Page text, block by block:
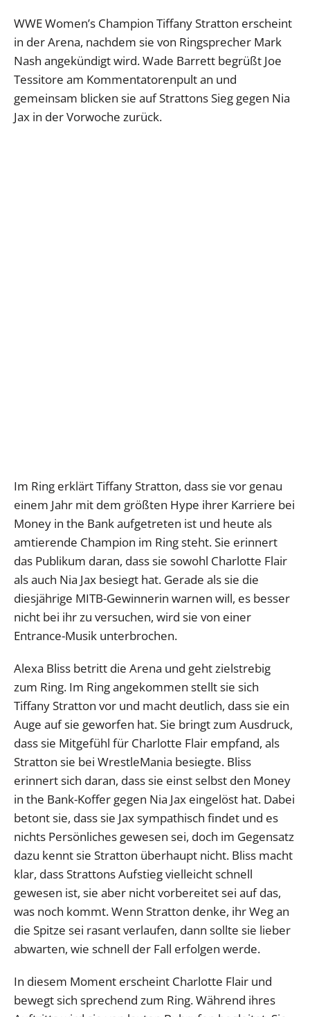
WWE Women’s Champion Tiffany Stratton erscheint
in der Arena, nachdem sie von Ringsprecher Mark
Nash angekündigt wird. Wade Barrett begrüßt Joe
Tessitore am Kommentatorenpult an und
gemeinsam blicken sie auf Strattons Sieg gegen Nia
Jax in der Vorwoche zurück.
Im Ring erklärt Tiffany Stratton, dass sie vor genau
einem Jahr mit dem größten Hype ihrer Karriere bei
Money in the Bank aufgetreten ist und heute als
amtierende Champion im Ring steht. Sie erinnert
das Publikum daran, dass sie sowohl Charlotte Flair
als auch Nia Jax besiegt hat. Gerade als sie die
diesjährige MITB-Gewinnerin warnen will, es besser
nicht bei ihr zu versuchen, wird sie von einer
Entrance-Musik unterbrochen.
Alexa Bliss betritt die Arena und geht zielstrebig
zum Ring. Im Ring angekommen stellt sie sich
Tiffany Stratton vor und macht deutlich, dass sie ein
Auge auf sie geworfen hat. Sie bringt zum Ausdruck,
dass sie Mitgefühl für Charlotte Flair empfand, als
Stratton sie bei WrestleMania besiegte. Bliss
erinnert sich daran, dass sie einst selbst den Money
in the Bank-Koffer gegen Nia Jax eingelöst hat. Dabei
betont sie, dass sie Jax sympathisch findet und es
nichts Persönliches gewesen sei, doch im Gegensatz
dazu kennt sie Stratton überhaupt nicht. Bliss macht
klar, dass Strattons Aufstieg vielleicht schnell
gewesen ist, sie aber nicht vorbereitet sei auf das,
was noch kommt. Wenn Stratton denke, ihr Weg an
die Spitze sei rasant verlaufen, dann sollte sie lieber
abwarten, wie schnell der Fall erfolgen werde.
In diesem Moment erscheint Charlotte Flair und
bewegt sich sprechend zum Ring. Während ihres